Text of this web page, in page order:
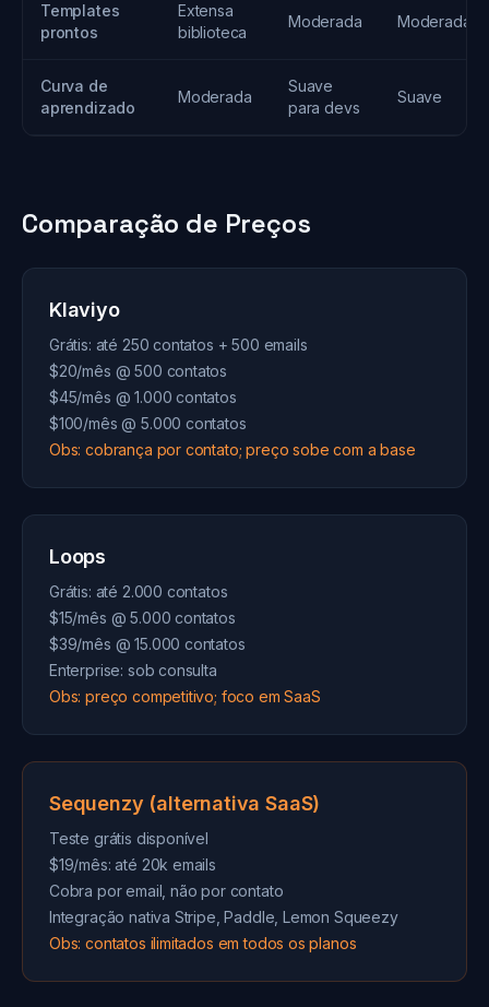
Templates
prontos
Extensa
biblioteca
Moderada Moderada
Curva de
aprendizado
Moderada
Suave
para devs
Suave
Comparação de Preços
Klaviyo
Grátis: até 250 contatos + 500 emails
$20/mês @ 500 contatos
$45/mês @ 1.000 contatos
$100/mês @ 5.000 contatos
Obs: cobrança por contato; preço sobe com a base
Loops
Grátis: até 2.000 contatos
$15/mês @ 5.000 contatos
$39/mês @ 15.000 contatos
Enterprise: sob consulta
Obs: preço competitivo; foco em SaaS
Sequenzy (alternativa SaaS)
Teste grátis disponível
$19/mês: até 20k emails
Cobra por email, não por contato
Integração nativa Stripe, Paddle, Lemon Squeezy
Obs: contatos ilimitados em todos os planos